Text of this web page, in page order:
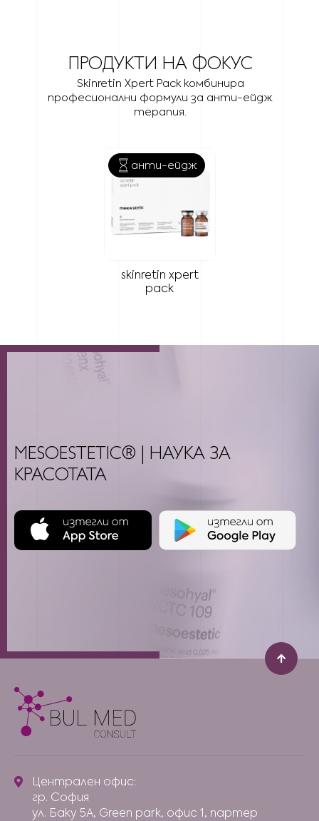
ПРОДУКТИ НА ФОКУС
Skinretin Xpert Pack комбинира
професионални формули за анти-ейдж
терапия.
анти-ейдж
skinretin xpert
pack
зона лице
MESOESTETIC® | НАУКА ЗА
КРАСОТАТА
Централен офис:
гр. София
ул. Баку 5А, Green park, офис 1, партер